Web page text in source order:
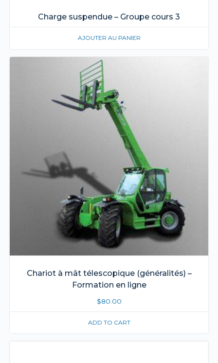
Charge suspendue – Groupe cours 3
AJOUTER AU PANIER
Chariot à mât télescopique (généralités) –
Formation en ligne
$80.00
ADD TO CART